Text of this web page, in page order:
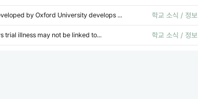
by Oxford University develops ... 학교 소식 / 정보
trial illness may not be linked to... 학교 소식 / 정보